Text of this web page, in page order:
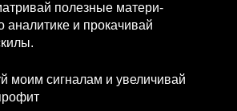
полезные матери-
аналитике и прокачивай
моим сигналам и увеличивай